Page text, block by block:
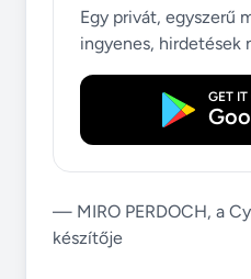
Egy privát, egyszerű
ingyenes, hirdetések
GET
— MIRO PERDOCH, a
készítője